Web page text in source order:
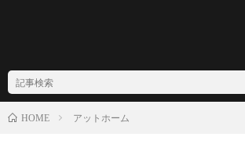
HOME アットホーム